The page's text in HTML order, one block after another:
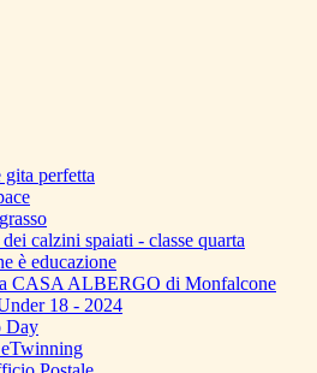
perfetta
calzini spaiati - classe quarta
è educazione
CASA ALBERGO di Monfalcone
18 - 2024
Day